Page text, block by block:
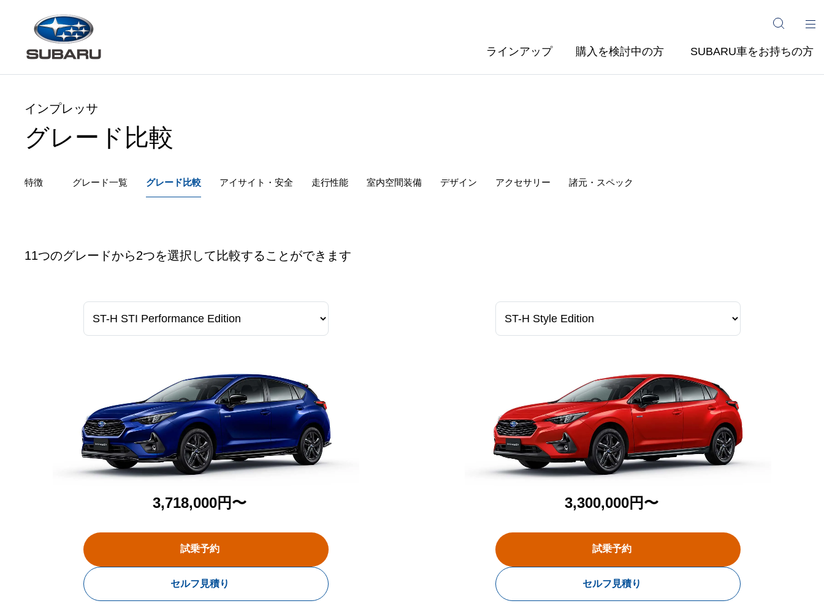
ラインアップ 購入を検討中の方 SUBARU車をお持ちの方
インプレッサ
グレード比較
特徴 グレード一覧 グレード 比較 アイサイト・安全 走行性能 室内空間装備 デザイン アクセサリー 諸元・スペック
11つのグレードから2つを選択して比較することができます
3,718,000円〜
試乗予約
セルフ見積り
3,300,000円〜
試乗予約
セルフ見積り